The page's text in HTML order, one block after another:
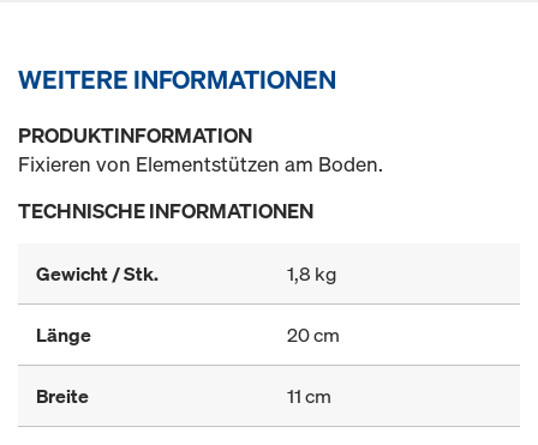
WEITERE INFORMATIONEN
PRODUKTINFORMATION
Fixieren von Elementstützen am Boden.
TECHNISCHE INFORMATIONEN
Gewicht / Stk. 1,8 kg
Länge 20 cm
Breite 11 cm